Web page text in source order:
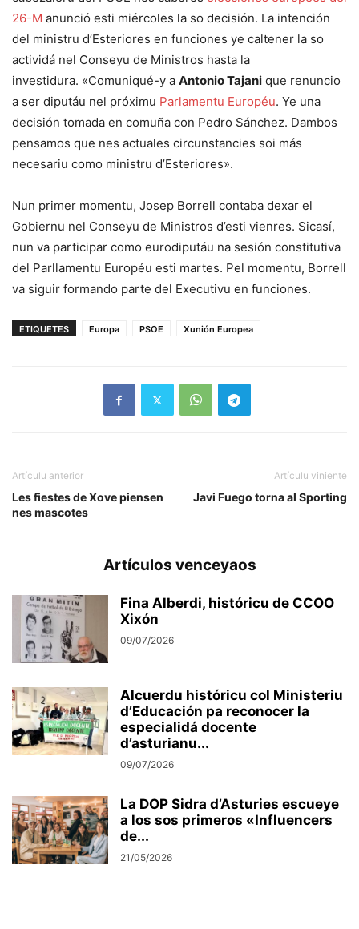
26-M anunció esti miércoles la so decisión. La intención
del ministru d’Esteriores en funciones ye caltener la so
actividá nel Conseyu de Ministros hasta la
investidura. «Comuniqué-y a Antonio Tajani que renuncio
a ser diputáu nel próximu Parlamentu Européu. Ye una
decisión tomada en comuña con Pedro Sánchez. Dambos
pensamos que nes actuales circunstancies soi más
necesariu como ministru d’Esteriores».
Nun primer momentu, Josep Borrell contaba dexar el
Gobiernu nel Conseyu de Ministros d’esti vienres. Sicasí,
nun va participar como eurodiputáu na sesión constitutiva
del Parllamentu Européu esti martes. Pel momentu, Borrell
va siguir formando parte del Executivu en funciones.
ETIQUETES Europa PSOE Xunión Europea
Artículu anterior
Les fiestes de Xove piensen
nes mascotes
Artículu viniente
Javi Fuego torna al Sporting
Artículos venceyaos
Fina Alberdi, históricu de CCOO
Xixón
09/07/2026
Alcuerdu históricu col Ministeriu
d’Educación pa reconocer la
especialidá docente
d’asturianu...
09/07/2026
La DOP Sidra d’Asturies escueye
a los sos primeros «Influencers
de...
21/05/2026